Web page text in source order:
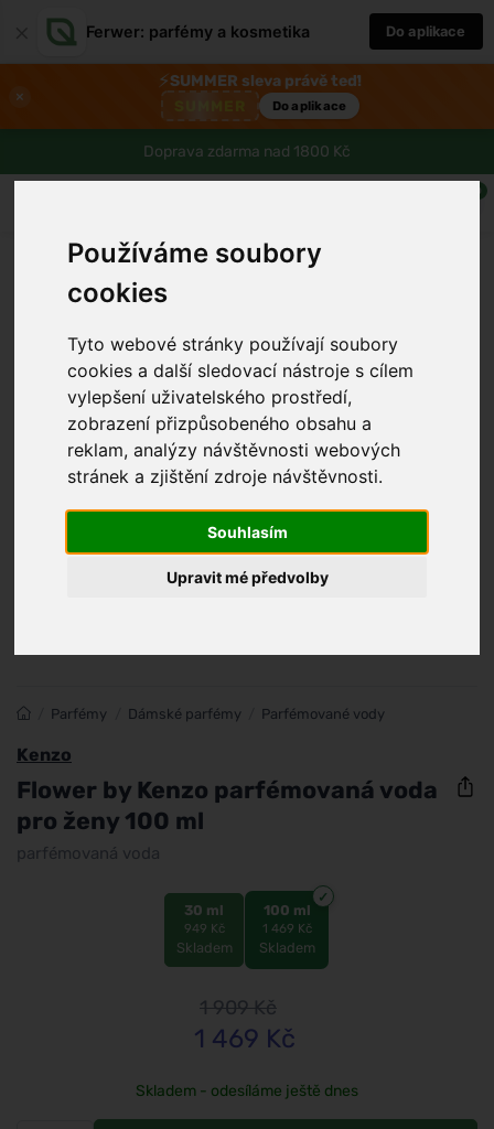
Používáme soubory
cookies
Tyto webové stránky používají soubory
cookies a další sledovací nástroje s cílem
vylepšení uživatelského prostředí,
zobrazení přizpůsobeného obsahu a
reklam, analýzy návštěvnosti webových
stránek a zjištění zdroje návštěvnosti.
Souhlasím
Upravit mé předvolby
Ferwer: parfémy a kosmetika Do aplikace
×
⚡SUMMER sleva právě teď!
Do aplikace
Doprava zdarma nad 1800 Kč
0
Parfémy Dámské parfémy Parfémované vody
Kenzo
Flower by Kenzo parfémovaná voda
pro ženy 100 ml
parfémovaná voda
30 ml
949 Kč
Skladem
100 ml
1 469 Kč
Skladem
1 909Kč
1 469 Kč
Skladem - odesíláme ještě dnes